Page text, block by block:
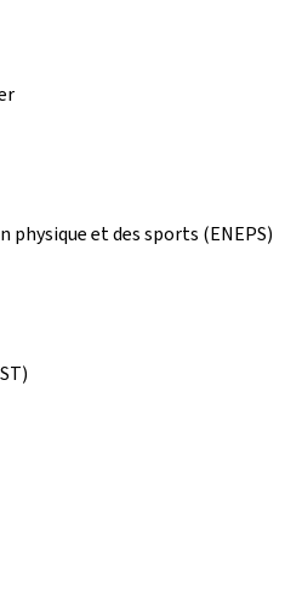
et des sports (ENEPS)